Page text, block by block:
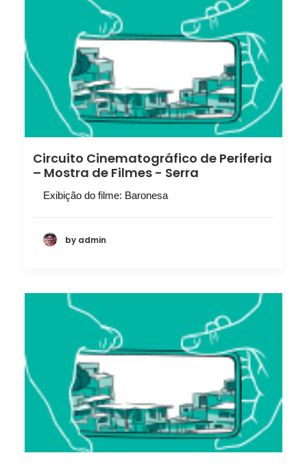
Circuito Cinematográfico de Periferia
– Mostra de Filmes - Serra
Exibição do filme: Baronesa
by admin